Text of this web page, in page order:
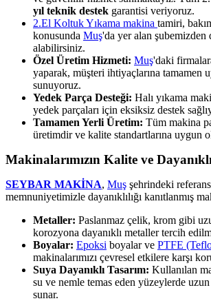
yıl teknik destek garantisi veriyoruz.
2.El Koltuk Yıkama makina tamiri,
konusunda Muş'da yer alan şubemizden
alabilirsiniz.
Özel Üretim Hizmeti: Muş'daki
yaparak, müşteri ihtiyaçlarına tamamen
sunuyoruz.
Yedek Parça Desteği: Halı yıkama
yedek parçaları için eksiksiz destek
Tamamen Yerli Üretim: Tüm makina
üretimdir ve kalite standartlarına uygun
Makinalarımızın Kalite ve
SEYBAR MAKİNA, Muş şehrindeki
memnuniyetimizle dayanıklılığı kanıtlanmış
Metaller: Paslanmaz çelik, krom gibi
korozyona dayanıklı metaller tercih
Boyalar: Epoksi boyalar ve PTFE
makinalarımızı çevresel etkilere karşı
Suya Dayanıklı Tasarım: Kullanılan
su ve nemle temas eden yüzeylerde uzun
sunar.